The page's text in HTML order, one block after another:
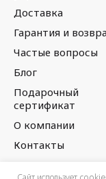
Доставка
Гарантия и
Частые вопросы
Блог
Подарочный
сертификат
О компании
Контакты